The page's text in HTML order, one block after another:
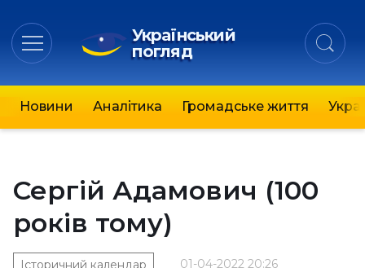
Український
погляд
Новини Аналітика Громадське життя
Сергій Адамович (100
років тому)
01-04-2022 20:26
Історичний календар